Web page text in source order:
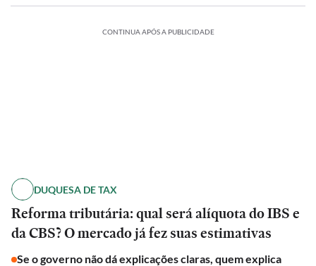
CONTINUA APÓS A PUBLICIDADE
DUQUESA DE TAX
Reforma tributária: qual será alíquota do IBS e
da CBS? O mercado já fez suas estimativas
Se o governo não dá explicações claras, quem explica